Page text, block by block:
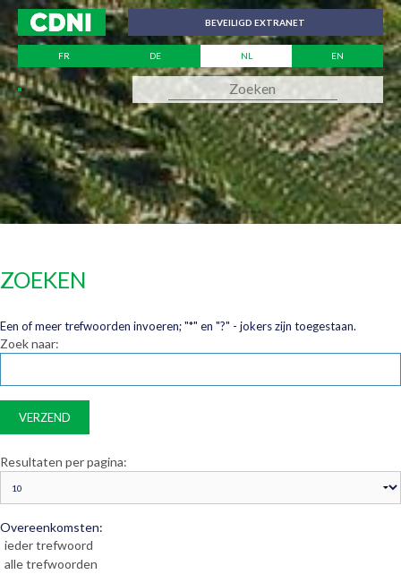
BEVEILIGD EXTRANET
FR DE NL EN
ZOEKEN
Een of meer trefwoorden invoeren; "*" en "?" - jokers zijn toegestaan.
Zoek naar:
Resultaten per pagina:
Overeenkomsten:
ieder trefwoord
alle trefwoorden
Cookies beheer paneel